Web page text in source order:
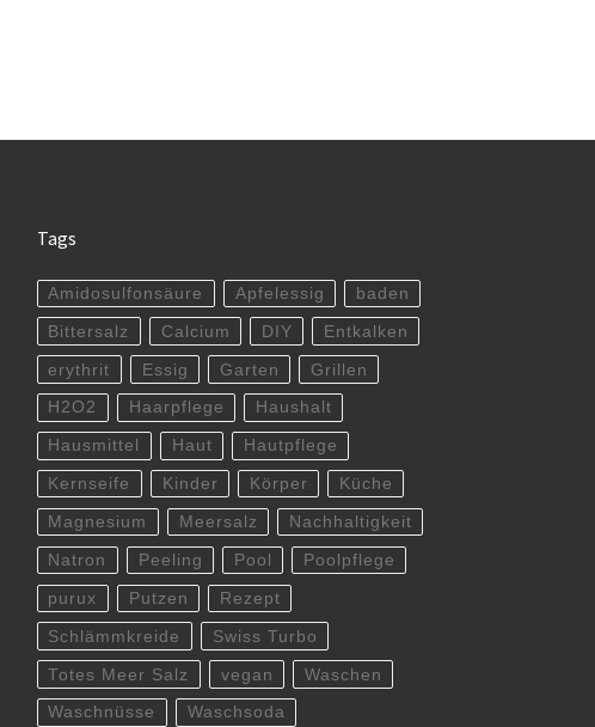
Tags
Amidosulfonsäure Apfelessig baden
Bittersalz Calcium DIY Entkalken
erythrit Essig Garten Grillen
H2O2 Haarpflege Haushalt
Hausmittel Haut Hautpflege
Kernseife Kinder Körper Küche
Magnesium Meersalz Nachhaltigkeit
Natron Peeling Pool Poolpflege
purux Putzen Rezept
Schlämmkreide Swiss Turbo
Totes Meer Salz vegan Waschen
Waschnüsse Waschsoda